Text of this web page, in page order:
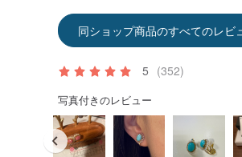
同ショップ商品のすべてのレビ
5 (352)
写真付きのレビュー